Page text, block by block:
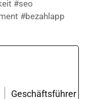
#seo
#bezahlapp
Geschäftsführer